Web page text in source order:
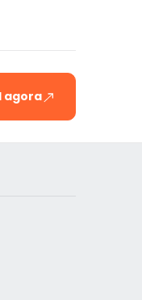
agora